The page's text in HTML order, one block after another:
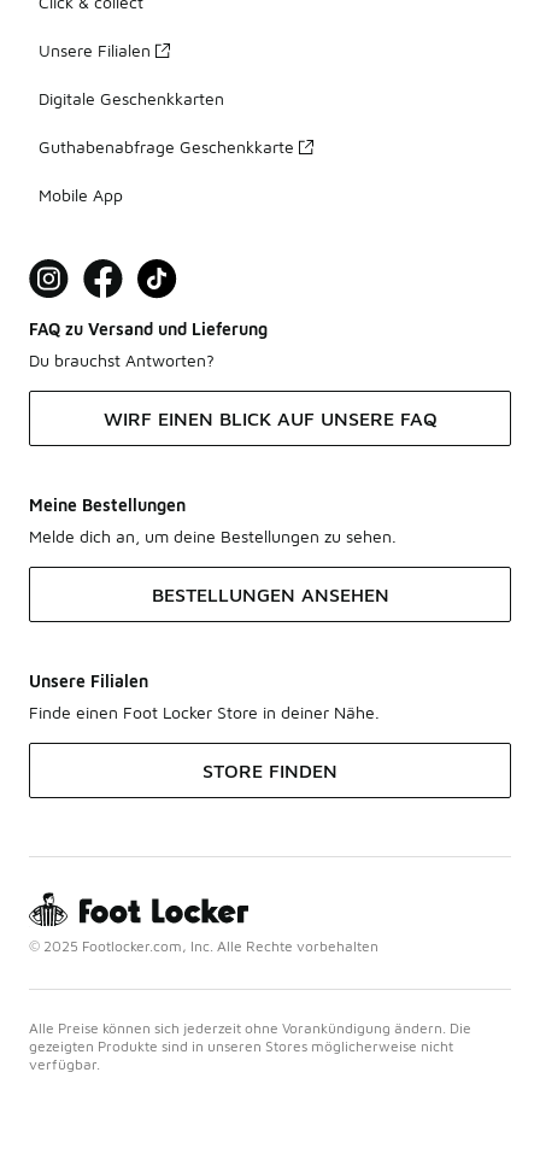
Unsere Filialen
Digitale Geschenkkarten
Guthabenabfrage Geschenkkarte
Mobile App
FAQ zu Versand und Lieferung
Du brauchst Antworten?
WIRF EINEN BLICK AUF UNSERE FAQ
Meine Bestellungen
Melde dich an, um deine Bestellungen zu sehen.
BESTELLUNGEN ANSEHEN
Unsere Filialen
Finde einen Foot Locker Store in deiner Nähe.
STORE FINDEN
© 2025 Footlocker.com, Inc. Alle Rechte vorbehalten
Alle Preise können sich jederzeit ohne Vorankündigung ändern. Die
gezeigten Produkte sind in unseren Stores möglicherweise nicht
verfügbar.